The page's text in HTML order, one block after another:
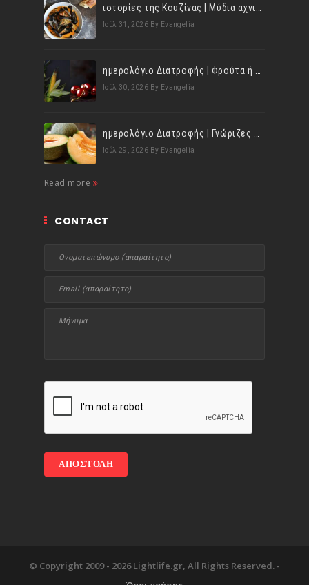
Ιούλ 31, 2026 By Evangelia
Ιούλ 30, 2026 By Evangelia
Ιούλ 29, 2026 By Evangelia
Read more
CONTACT
© Copyright 2009 - 2026 Lightlife.gr, All Rights Reserved. -